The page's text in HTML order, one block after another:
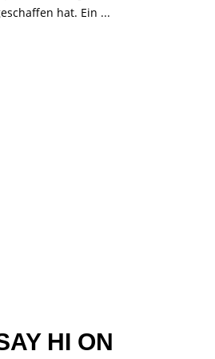
hat. Ein
HI ON